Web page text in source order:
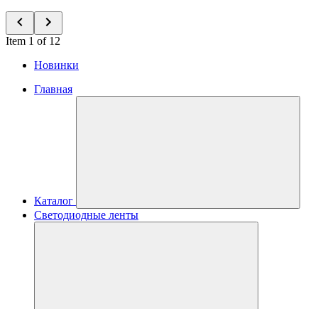
Item 1 of 12
Новинки
Главная
Каталог
Светодиодные ленты